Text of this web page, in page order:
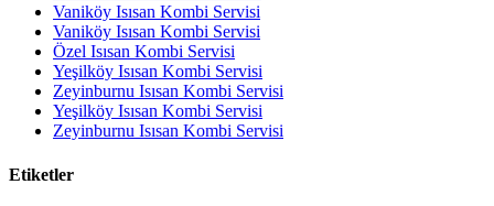
Vaniköy Isısan Kombi Servisi
Vaniköy Isısan Kombi Servisi
Özel Isısan Kombi Servisi
Yeşilköy Isısan Kombi Servisi
Zeyinburnu Isısan Kombi Servisi
Yeşilköy Isısan Kombi Servisi
Zeyinburnu Isısan Kombi Servisi
Etiketler